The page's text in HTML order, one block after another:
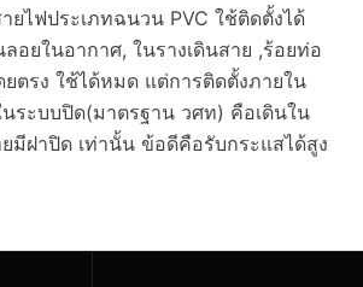
ยไฟประเภทฉนวน PVC ใช้ติดตั้งได้
อยในอากาศ, ในรางเดินสาย ,ร้อยท่อ
ตรง ใช้ได้หมด แต่การติดตั้งภายใน
ระบบปิด(มาตรฐาน วศท) คือเดินใน
มีฝาปิด เท่านั้น ข้อดีคือรับกระแสได้สูง